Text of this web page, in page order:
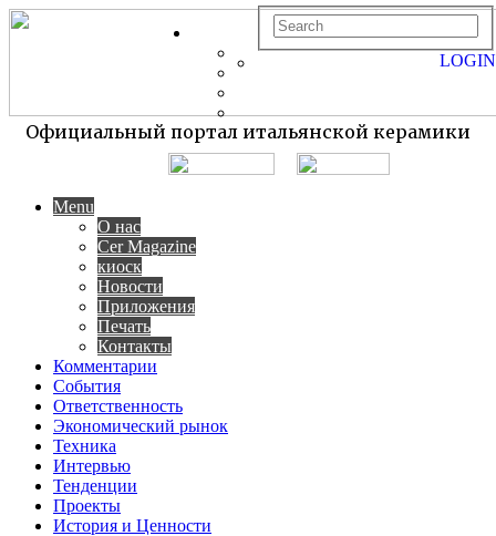
Официальный портал итальянской керамики
Menu
О нас
Cer Magazine
киоск
Новости
Приложения
Печать
Контакты
Комментарии
События
Ответственность
Экономический рынок
Техника
Интервью
Тенденции
Проекты
История и Ценности
LOGIN